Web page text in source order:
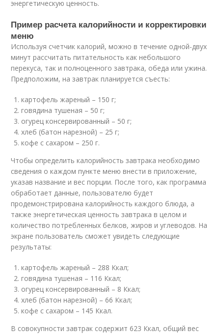
энергетическую ценность.
Пример расчета калорийности и корректировки
меню
Используя счетчик калорий, можно в течение одной-двух
минут рассчитать питательность как небольшого
перекуса, так и полноценного завтрака, обеда или ужина.
Предположим, на завтрак планируется съесть:
картофель жареный – 150 г;
говядина тушеная – 50 г;
огурец консервированный – 50 г;
хлеб (батон нарезной) – 25 г;
кофе с сахаром – 250 г.
Чтобы определить калорийность завтрака необходимо
сведения о каждом пункте меню внести в приложение,
указав название и вес порции. После того, как программа
обработает данные, пользователю будет
продемонстрирована калорийность каждого блюда, а
также энергетическая ценность завтрака в целом и
количество потребленных белков, жиров и углеводов. На
экране пользователь сможет увидеть следующие
результаты:
картофель жареный – 288 Ккал;
говядина тушеная – 116 Ккал;
огурец консервированный – 8 Ккал;
хлеб (батон нарезной) – 66 Ккал;
кофе с сахаром – 145 Ккал.
В совокупности завтрак содержит 623 Ккал, общий вес